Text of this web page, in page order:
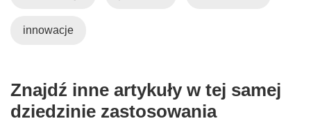
innowacje
Znajdź inne artykuły w tej samej
dziedzinie zastosowania